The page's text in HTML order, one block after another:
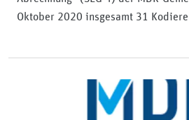
Oktober 2020 insgesamt 31